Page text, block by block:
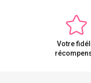
Votre